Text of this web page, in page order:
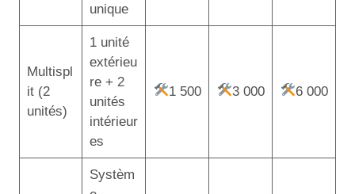
unique
Multispl
it (2
unités)
1 unité
extérieu
re + 2
unités
intérieur
es
1 500 3 000 6 000
Systèm